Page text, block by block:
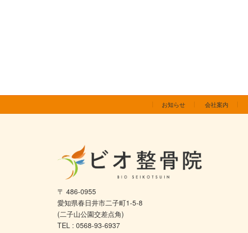
お知らせ 会社案内
〒 486-0955
愛知県春日井市二子町1-5-8
(二子山公園交差点角)
TEL : 0568-93-6937